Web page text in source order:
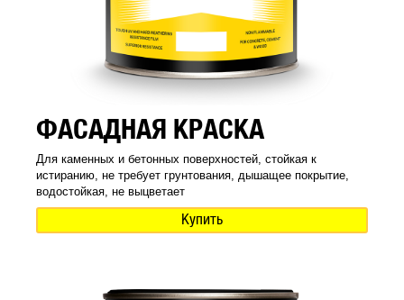
ФАСАДНАЯ КРАСКА
Для каменных и бетонных поверхностей, стойкая к
истиранию, не требует грунтования, дышащее покрытие,
водостойкая, не выцветает
Купить